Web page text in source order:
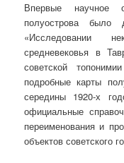
Впервые научное
полуострова
«Исследовании
средневековья в
советской
подробные карты
середины 1920-х
официальные
переименования и
объектов советского